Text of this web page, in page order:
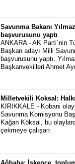
Savunma Bakanı
başvurusunu yaptı
ANKARA - AK Parti´nin
Başkan adayı Milli
başvurusunu yaptı.
Başkanvekilleri Ahmet
Milletvekili Koksal:
KIRIKKALE - Kobani
Savunma Komisyonu
Kağan Köksal, bu
çekmeye çalışan